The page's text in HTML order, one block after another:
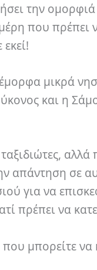
την
που
μικρά
και η
απάντηση σε
για να
πρέπει να
μπορείτε